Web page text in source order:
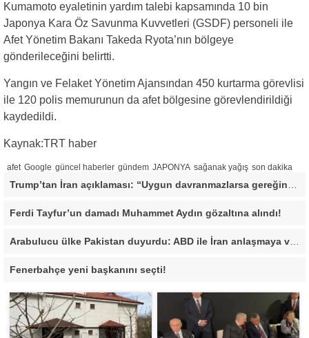
Kumamoto eyaletinin yardım talebi kapsamında 10 bin
Japonya Kara Öz Savunma Kuvvetleri (GSDF) personeli ile
Afet Yönetim Bakanı Takeda Ryota’nın bölgeye
gönderileceğini belirtti.
Yangın ve Felaket Yönetim Ajansından 450 kurtarma görevlisi
ile 120 polis memurunun da afet bölgesine görevlendirildiği
kaydedildi.
Kaynak:TRT haber
afet Google güncel haberler gündem JAPONYA sağanak yağış son dakika
Ferdi Tayfur’un damadı Muhammet Aydın gözaltına alındı!
Arabulucu ülke Pakistan duyurdu: ABD ile İran anlaşmaya vardı
Fenerbahçe yeni başkanını seçti!